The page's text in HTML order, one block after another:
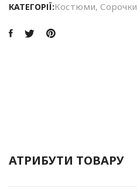
КАТЕГОРІЇ:Костюми, Сорочки
АТРИБУТИ ТОВАРУ